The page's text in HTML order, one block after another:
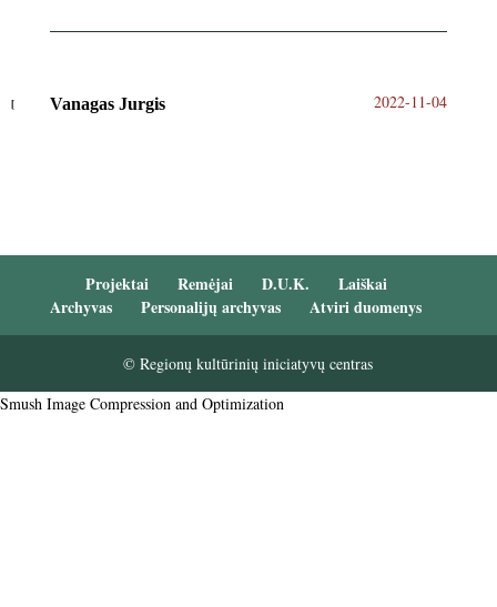
Vanagas Jurgis 2022-11-04
Projektai Remėjai D.U.K.
Laiškai
Archyvas
Personalijų archyvas Atviri duomenys
© Regionų kultūrinių iniciatyvų centras
Smush Image Compression and Optimization